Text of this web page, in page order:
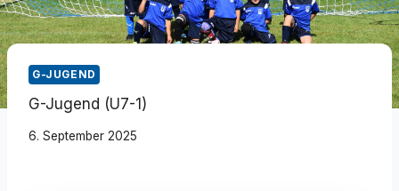
G-JUGEND
G-Jugend (U7-1)
6. September 2025